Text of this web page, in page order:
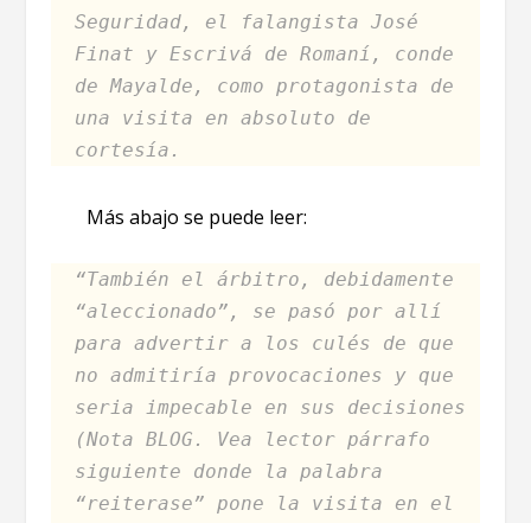
Seguridad, el falangista José
Finat y Escrivá de Romaní, conde
de Mayalde, como protagonista de
una visita en absoluto de
cortesía.
Más abajo se puede leer:
“También el árbitro, debidamente
“aleccionado”, se pasó por allí
para advertir a los culés de que
no admitiría provocaciones y que
seria impecable en sus decisiones
(Nota BLOG. Vea lector párrafo
siguiente donde la palabra
“reiterase” pone la visita en el